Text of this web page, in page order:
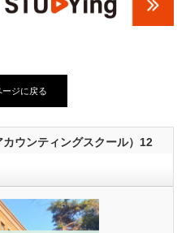
ージに戻る
カウンティングスクール）12